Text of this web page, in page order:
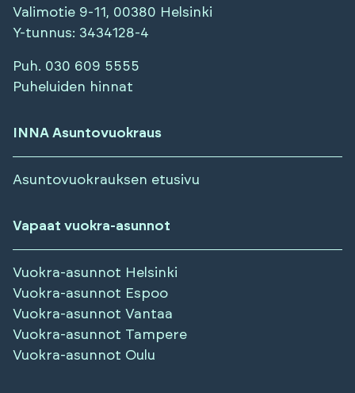
Valimotie 9-11, 00380 Helsinki
Y-tunnus: 3434128-4
Puh. 030 609 5555
Puheluiden hinnat
INNA Asuntovuokraus
Asuntovuokrauksen etusivu
Vapaat vuokra-asunnot
Vuokra-asunnot Helsinki
Vuokra-asunnot Espoo
Vuokra-asunnot Vantaa
Vuokra-asunnot Tampere
Vuokra-asunnot Oulu